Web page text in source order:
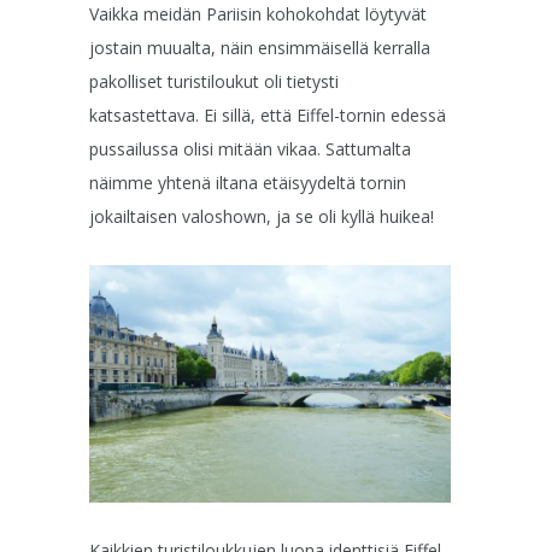
Vaikka meidän Pariisin kohokohdat löytyvät
jostain muualta, näin ensimmäisellä kerralla
pakolliset turistiloukut oli tietysti
katsastettava. Ei sillä, että Eiffel-tornin edessä
pussailussa olisi mitään vikaa. Sattumalta
näimme yhtenä iltana etäisyydeltä tornin
jokailtaisen valoshown, ja se oli kyllä huikea!